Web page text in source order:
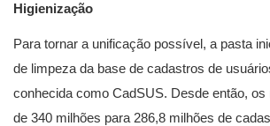
Higienização
Para tornar a unificação possível, a pasta
de limpeza da base de cadastros de
conhecida como CadSUS. Desde então,
de 340 milhões para 286,8 milhões de